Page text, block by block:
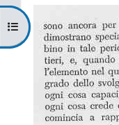
Apri indice del corso